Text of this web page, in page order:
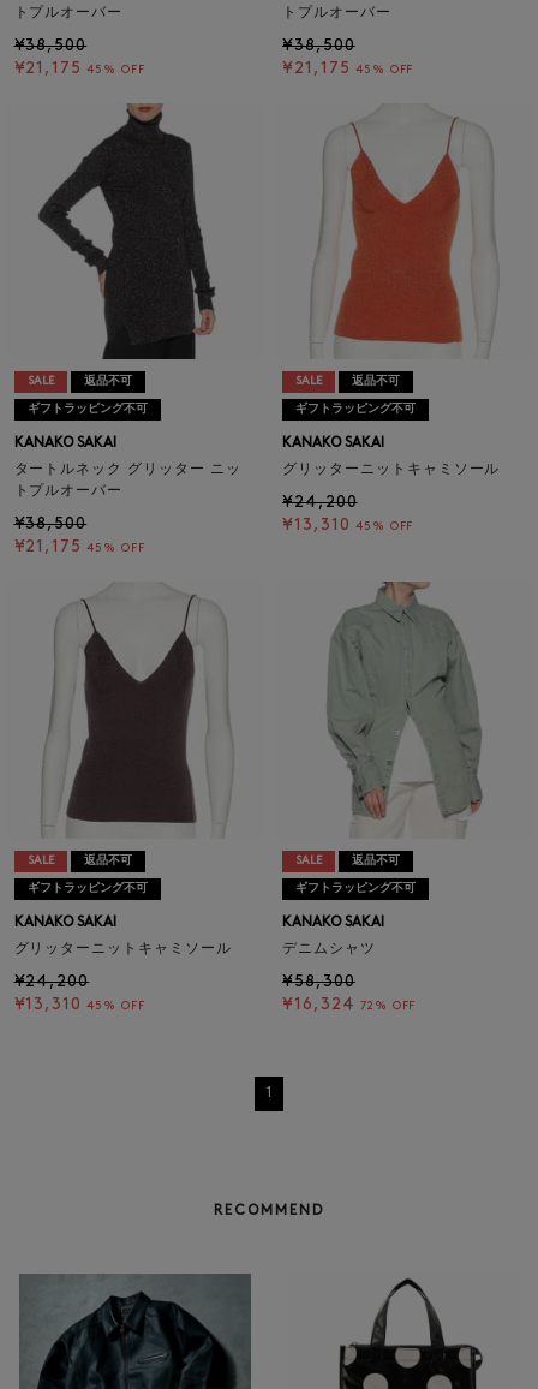
トプルオーバー
¥38,500
¥21,175 45% OFF
トプルオーバー
¥38,500
¥21,175 45% OFF
SALE 返品不可
ギフトラッピング不可
KANAKO SAKAI
タートルネック グリッター ニッ
トプルオーバー
¥38,500
¥21,175 45% OFF
SALE 返品不可
ギフトラッピング不可
KANAKO SAKAI
グリッターニットキャミソール
¥24,200
¥13,310 45% OFF
SALE 返品不可
ギフトラッピング不可
KANAKO SAKAI
グリッターニットキャミソール
¥24,200
¥13,310 45% OFF
SALE 返品不可
ギフトラッピング不可
KANAKO SAKAI
デニムシャツ
¥58,300
¥16,324 72% OFF
1
RECOMMEND